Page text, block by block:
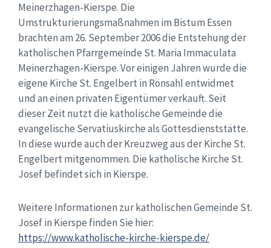
Meinerzhagen-Kierspe. Die
Umstrukturierungsmaßnahmen im Bistum Essen
brachten am 26. September 2006 die Entstehung der
katholischen Pfarrgemeinde St. Maria Immaculata
Meinerzhagen-Kierspe. Vor einigen Jahren wurde die
eigene Kirche St. Engelbert in Rönsahl entwidmet
und an einen privaten Eigentümer verkauft. Seit
dieser Zeit nutzt die katholische Gemeinde die
evangelische Servatiuskirche als Gottesdienststätte.
In diese wurde auch der Kreuzweg aus der Kirche St.
Engelbert mitgenommen. Die katholische Kirche St.
Josef befindet sich in Kierspe.
Weitere Informationen zur katholischen Gemeinde St.
Josef in Kierspe finden Sie hier:
https://www.katholische-kirche-kierspe.de/